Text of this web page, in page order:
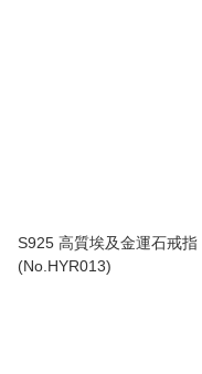
S925 高質埃及金運石戒指
(No.HYR013)